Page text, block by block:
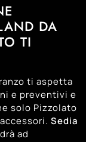
DA
TI
ti aspetta
e preventivi e
solo Pizzolato
Sedia
ad